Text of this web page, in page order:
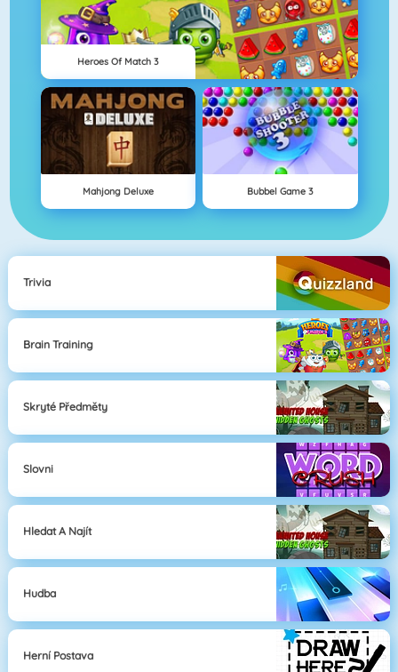
Heroes Of Match 3
Mahjong Deluxe Bubbel Game 3
Trivia
Brain Training
Skryté Předměty
Slovni
Hledat A Najít
Hudba
Herní Postava